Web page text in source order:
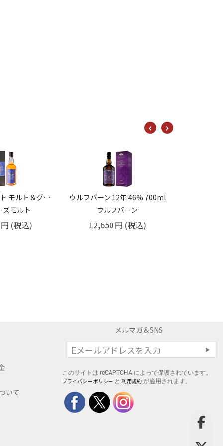
年 46% 700ml
バーン
円 (税込)
キャンベルタウンロッホ 46% 700ml
10,450円(税込)
いて
メルマガ＆SNS
このサイトは reCAPTCHA によって保護されています。
プライバシー ポリシー と利用規約 が適用されます。